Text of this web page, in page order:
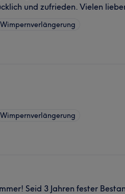
und zufrieden. Vielen
Wimpernverlängerung
Wimpernverlängerung
Seid 3 Jahren fester